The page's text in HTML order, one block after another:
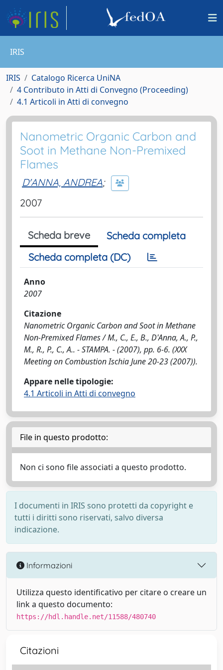
IRIS
IRIS
Catalogo Ricerca UniNA
4 Contributo in Atti di Convegno (Proceeding)
4.1 Articoli in Atti di convegno
Nanometric Organic Carbon and
Soot in Methane Non-Premixed
Flames
D'ANNA, ANDREA;
2007
Scheda breve
Scheda completa
Scheda completa (DC)
Anno
2007
Citazione
Nanometric Organic Carbon and Soot in Methane
Non-Premixed Flames / M., C., E., B., D'Anna, A., P.,
M., R., P., C., A.. - STAMPA. - (2007), pp. 6-6. (XXX
Meeting on Combustion Ischia June 20-23 (2007)).
Appare nelle tipologie:
4.1 Articoli in Atti di convegno
File in questo prodotto:
Non ci sono file associati a questo prodotto.
I documenti in IRIS sono protetti da copyright e
tutti i diritti sono riservati, salvo diversa
indicazione.
Informazioni
Utilizza questo identificativo per citare o creare un
link a questo documento:
https://hdl.handle.net/11588/480740
Citazioni